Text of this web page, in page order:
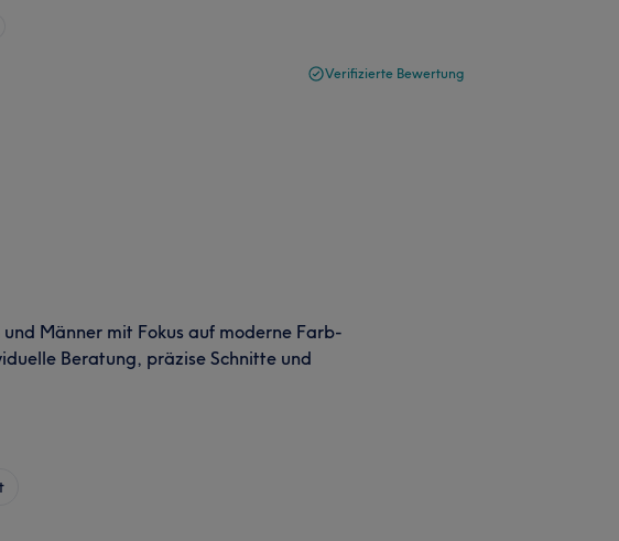
Verifizierte Bewertung
Männer mit Fokus auf moderne Farb-
Beratung, präzise Schnitte und